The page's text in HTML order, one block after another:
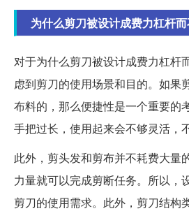
为什么剪刀被设计成费力杠杆
对于为什么剪刀被设计成费力杠杆
虑到剪刀的使用场景和目的。如果
布料的，那么便捷性是一个重要的
手把过长，使用起来会不够灵活，
此外，剪头发和剪布并不耗费大量
力量就可以完成剪断任务。所以，
剪刀的使用需求。此外，剪刀结构